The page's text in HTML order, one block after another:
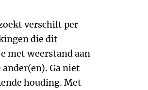
verschilt per
die dit
met weerstand aan
Ga niet
houding. Met